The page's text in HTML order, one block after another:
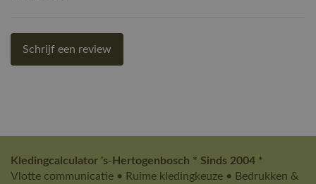
Schrijf een review
Kledingcalculator 's-Hertogenbosch * Sinds 2004 *
Vlotte communicatie • Ruime kledingkeuze • Bedrukken &